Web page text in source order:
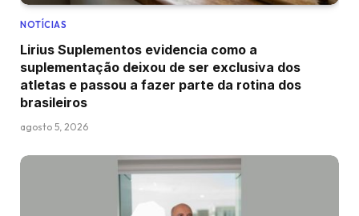
NOTÍCIAS
Lirius Suplementos evidencia como a
suplementação deixou de ser exclusiva dos
atletas e passou a fazer parte da rotina dos
brasileiros
agosto 5, 2026